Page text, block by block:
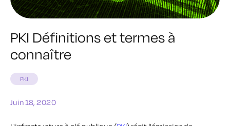
PKI Définitions et termes à
connaître
PKI
Juin 18, 2020